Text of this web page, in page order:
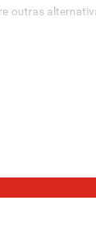
outras